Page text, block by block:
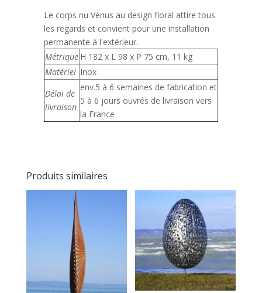
Le corps nu Vénus au design floral attire tous
les regards et convient pour une installation
permanente à l'extérieur.
Métrique H 182 x L 98 x P 75 cm, 11 kg
Matériel Inox
Délai de
livraison
env.5 à 6 semaines de fabrication et
5 à 6 jours ouvrés de livraison vers
la France
Produits similaires